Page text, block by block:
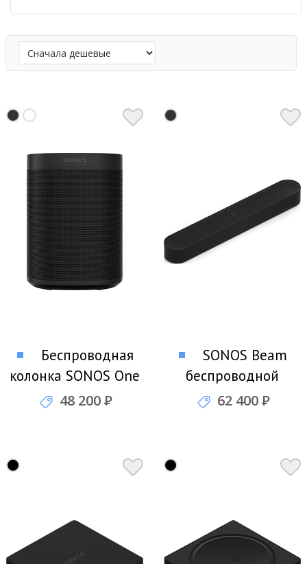
Беспроводная
колонка SONOS One
(Black, Gen 2)
48 200Р
SONOS Beam
беспроводной
саундбар
62 400Р